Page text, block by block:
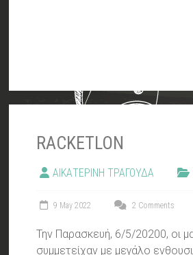
RACKETLON
ΑΙΚΑΤΕΡΙΝΗ ΤΡΑΓΟΥΔΑ
9 May 2022 2 Comments
Την Παρασκευή, 6/5/20200, οι
συμμετείχαν με μεγάλο